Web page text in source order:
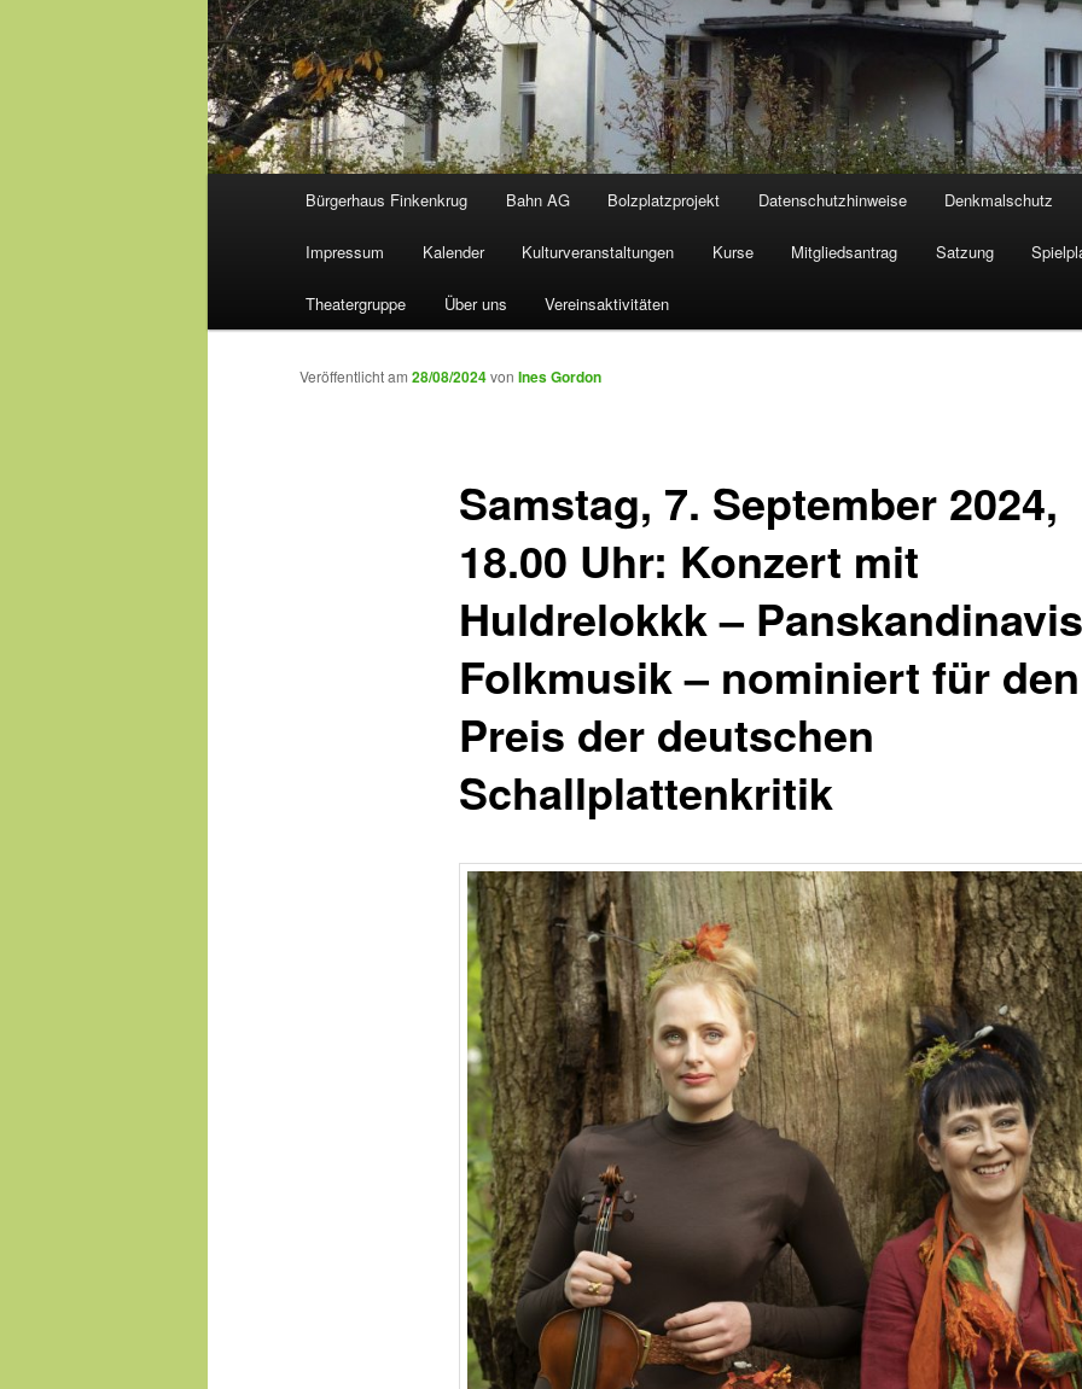
Bürgerhaus Finkenkrug Bahn AG Bolzplatzprojekt Datenschutzhinweise Denkmalschutz
Impressum Kalender Kulturveranstaltungen Kurse Mitgliedsantrag Satzung
Theatergruppe Über uns Vereinsaktivitäten
Samstag, 7. September 2024,
18.00 Uhr: Konzert mit
Huldrelokkk –
Folkmusik – nominiert für den
Preis der deutschen
Schallplattenkritik
Veröffentlicht am 28/08/2024von Ines Gordon